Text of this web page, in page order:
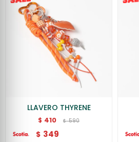
LLAVERO THYRENE
$ 410 $ 590
$ 349